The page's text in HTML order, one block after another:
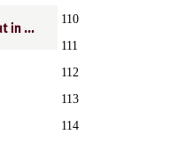
110
111
112
113
114